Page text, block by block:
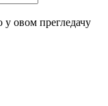
у овом прегледачу